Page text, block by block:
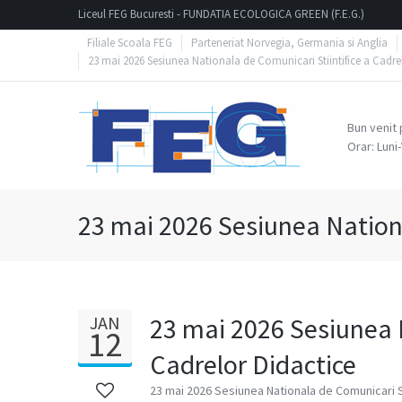
Liceul FEG Bucuresti - FUNDATIA ECOLOGICA GREEN (F.E.G.)
Filiale Scoala FEG
Parteneriat Norvegia, Germania si Anglia
23 mai 2026 Sesiunea Nationala de Comunicari Stiintifice a
Bun venit
Orar:
23 mai 2026 Sesiunea
JAN
12
23 mai 2026
Cadrelor Didactice
23 mai 2026 Sesiunea Nationala de